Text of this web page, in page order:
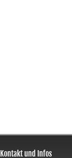
Kontakt und Infos